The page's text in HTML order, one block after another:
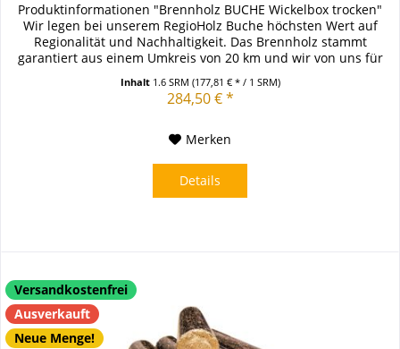
Produktinformationen "Brennholz BUCHE Wickelbox trocken"
Wir legen bei unserem RegioHolz Buche höchsten Wert auf
Regionalität und Nachhaltigkeit. Das Brennholz stammt
garantiert aus einem Umkreis von 20 km und wir von uns für
Inhalt 1.6 SRM (177,81 € * / 1 SRM)
284,50 € *
Merken
Details
Versandkostenfrei
Ausverkauft
Neue Menge!